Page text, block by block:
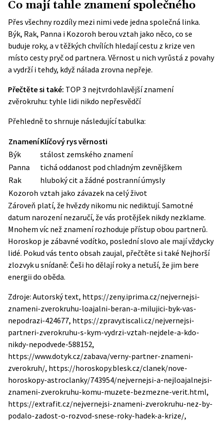
Co mají tahle znamení společného
Přes všechny rozdíly mezi nimi vede jedna společná linka.
Býk, Rak, Panna i Kozoroh berou vztah jako něco, co se
buduje roky, a v těžkých chvílích hledají cestu z krize ven
místo cesty pryč od partnera. Věrnost u nich vyrůstá z povahy
a vydrží i tehdy, když nálada zrovna nepřeje.
Přečtěte si také: TOP 3 nejtvrdohlavější znamení
zvěrokruhu: tyhle lidi nikdo nepřesvědčí
Přehledně to shrnuje následující tabulka:
ZnameníKlíčový rys věrnosti
Býk
stálost zemského znamení
Panna
tichá oddanost pod chladným zevnějškem
Rak
hluboký cit a žádné postranní úmysly
Kozoroh vztah jako závazek na celý život
Zároveň platí, že hvězdy nikomu nic nediktují. Samotné
datum narození nezaručí, že vás protějšek nikdy nezklame.
Mnohem víc než znamení rozhoduje přístup obou partnerů.
Horoskop je zábavné vodítko, poslední slovo ale mají vždycky
lidé. Pokud vás tento obsah zaujal, přečtěte si také Nejhorší
zlozvyk u snídaně: Češi ho dělají roky a netuší, že jim bere
energii do oběda.
Zdroje: Autorský text, https://zeny.iprima.cz/nejvernejsi-
znameni-zverokruhu-loajalni-beran-a-milujici-byk-vas-
nepodrazi-424677, https://zpravy.tiscali.cz/nejvernejsi-
partneri-zverokruhu-s-kym-vydrzi-vztah-nejdele-a-kdo-
nikdy-nepodvede-588152,
https://www.dotyk.cz/zabava/verny-partner-znameni-
zverokruh/, https://horoskopy.blesk.cz/clanek/nove-
horoskopy-astroclanky/743954/nejvernejsi-a-nejloajalnejsi-
znameni-zverokruhu-komu-muzete-bezmezne-verit.html,
https://extrafit.cz/nejvernejsi-znameni-zverokruhu-nez-by-
podalo-zadost-o-rozvod-snese-roky-hadek-a-krize/,